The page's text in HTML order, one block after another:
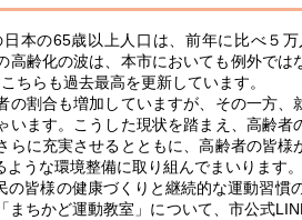
本の65歳以上人口は、前年に比べ５
高齢化の波は、本市においても例外で
ちらも過去最高を更新しています。
割合も増加していますが、その一方、
います。こうした現状を踏まえ、高齢
らに充実させるとともに、高齢者の皆
うな環境整備に取り組んでまいります。
皆様の健康づくりと継続的な運動習慣
まちかど運動教室」について、市公式